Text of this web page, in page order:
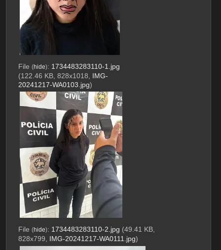
File (hide): 1734483283110-1.jpg
(122.46 KB, 828x1018, IMG-
20241217-WA0103.jpg)
File (hide): 1734483283110-2.jpg (49.41 KB,
828x799, IMG-20241217-WA0111.jpg)